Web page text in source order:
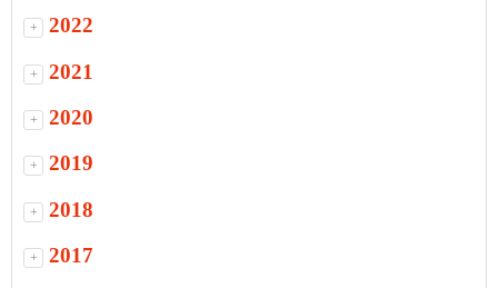
+ 2022
+ 2021
+ 2020
+ 2019
+ 2018
+ 2017